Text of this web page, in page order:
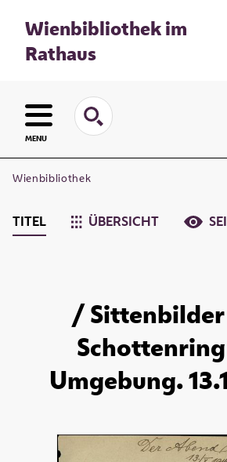
Wienbibliothek im
Rathaus
MENU
Wienbibliothek
TITEL ÜBERSICHT
/
Umgebung.